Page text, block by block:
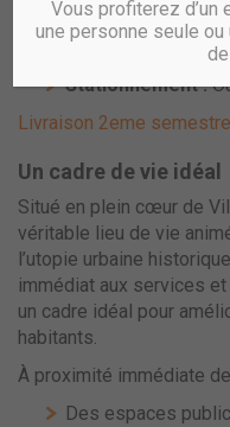
Étage :9
Surface habitable
Stationnement :
Livraison 2eme
Un cadre de vie idéal
Situé en plein cœur de
véritable lieu de vie
l’utopie urbaine
immédiat aux services
un cadre idéal pour
habitants.
À proximité immédiate
Des espaces
Vous profiterez d’un
une personne seule